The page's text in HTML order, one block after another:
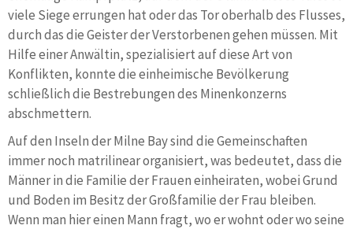
viele Siege errungen hat oder das Tor oberhalb des Flusses,
durch das die Geister der Verstorbenen gehen müssen. Mit
Hilfe einer Anwältin, spezialisiert auf diese Art von
Konflikten, konnte die einheimische Bevölkerung
schließlich die Bestrebungen des Minenkonzerns
abschmettern.
Auf den Inseln der Milne Bay sind die Gemeinschaften
immer noch matrilinear organisiert, was bedeutet, dass die
Männer in die Familie der Frauen einheiraten, wobei Grund
und Boden im Besitz der Großfamilie der Frau bleiben.
Wenn man hier einen Mann fragt, wo er wohnt oder wo seine